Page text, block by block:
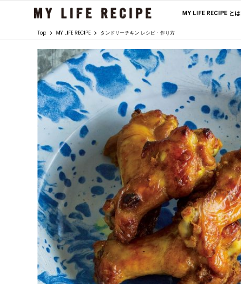
MY LIFE RECIPE とは
Top MY LIFE RECIPE タンドリーチキン レシピ・作り方